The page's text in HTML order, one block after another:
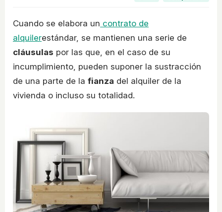
Cuando se elabora un contrato de
alquilerestándar, se mantienen una serie de
cláusulas por las que, en el caso de su
incumplimiento, pueden suponer la sustracción
de una parte de la fianza del alquiler de la
vivienda o incluso su totalidad.